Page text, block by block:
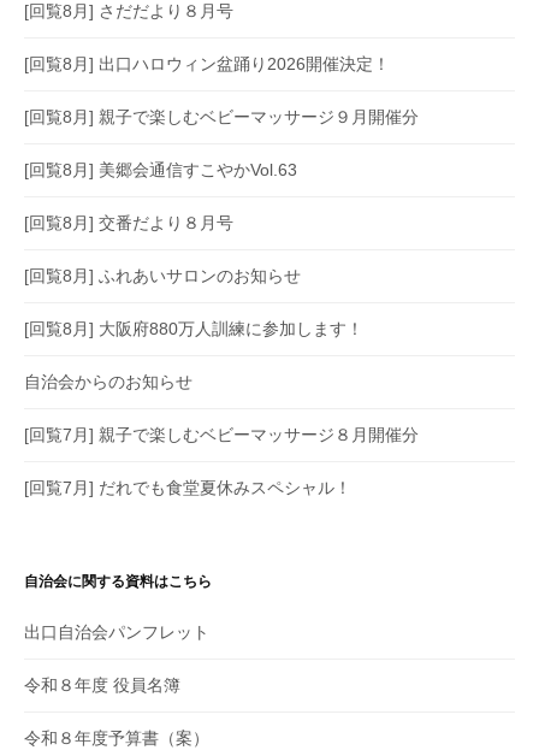
ン
[回覧8月] さだだより８月号
[回覧8月] 出口ハロウィン盆踊り2026開催決定！
[回覧8月] 親子で楽しむベビーマッサージ９月開催分
[回覧8月] 美郷会通信すこやかVol.63
[回覧8月] 交番だより８月号
[回覧8月] ふれあいサロンのお知らせ
[回覧8月] 大阪府880万人訓練に参加します！
自治会からのお知らせ
[回覧7月] 親子で楽しむベビーマッサージ８月開催分
[回覧7月] だれでも食堂夏休みスペシャル！
自治会に関する資料はこちら
出口自治会パンフレット
令和８年度 役員名簿
令和８年度予算書（案）